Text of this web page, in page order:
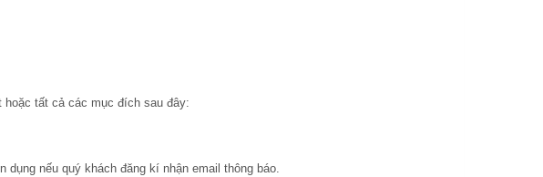
tất cả các mục đích sau đây:
nếu quý khách đăng kí nhận email thông báo.